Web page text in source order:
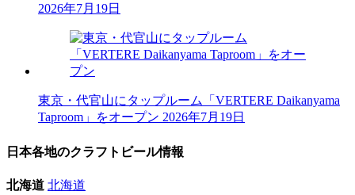
2026年7月19日
東京・代官山にタップルーム「VERTERE Daikanyama
Taproom」をオープン 2026年7月19日
日本各地のクラフトビール情報
北海道 北海道